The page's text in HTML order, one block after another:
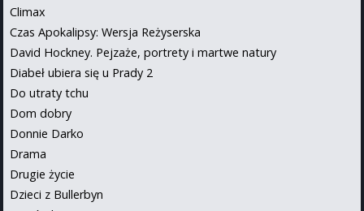
Climax
Czas Apokalipsy: Wersja Reżyserska
David Hockney. Pejzaże, portrety i martwe natury
Diabeł ubiera się u Prady 2
Do utraty tchu
Dom dobry
Donnie Darko
Drama
Drugie życie
Dzieci z Bullerbyn